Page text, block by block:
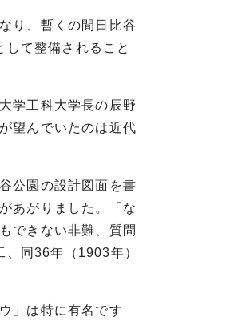
り、暫くの間日比谷
て整備されること
学工科大学長の辰野
望んでいたのは近代
公園の設計図面を書
あがりました。「な
できない非難、質問
同36年（1903年）
」は特に有名です